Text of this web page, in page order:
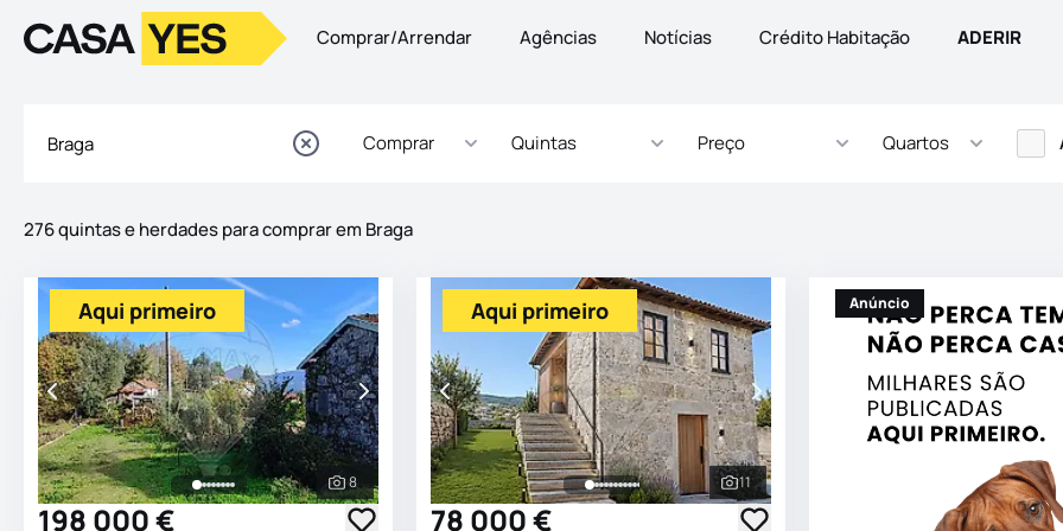
LogoIr para a homepage Comprar/Arrendar Agências Notícias Crédito Habitação ADERIR
Comprar Quintas Preço Quartos
276 quintas e herdades para comprar em Braga
Imóveis
Lista de Imóveis
Ver todas as fotografias
8
Aqui primeiro
198 000 €
Ver todas as fotografias
11
Aqui primeiro
78 000 €
Anúncio